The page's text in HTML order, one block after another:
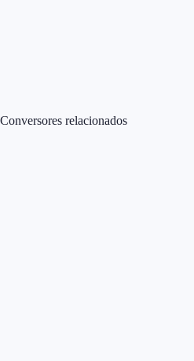
Conversores relacionados